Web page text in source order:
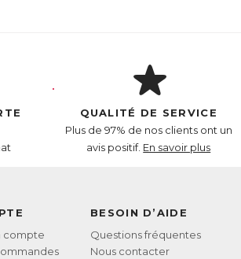
QUALITÉ DE SERVICE
Plus de 97% de nos clients ont un
avis positif. En savoir plus
compte
BESOIN D’AIDE
Questions fréquentes
Nous contacter